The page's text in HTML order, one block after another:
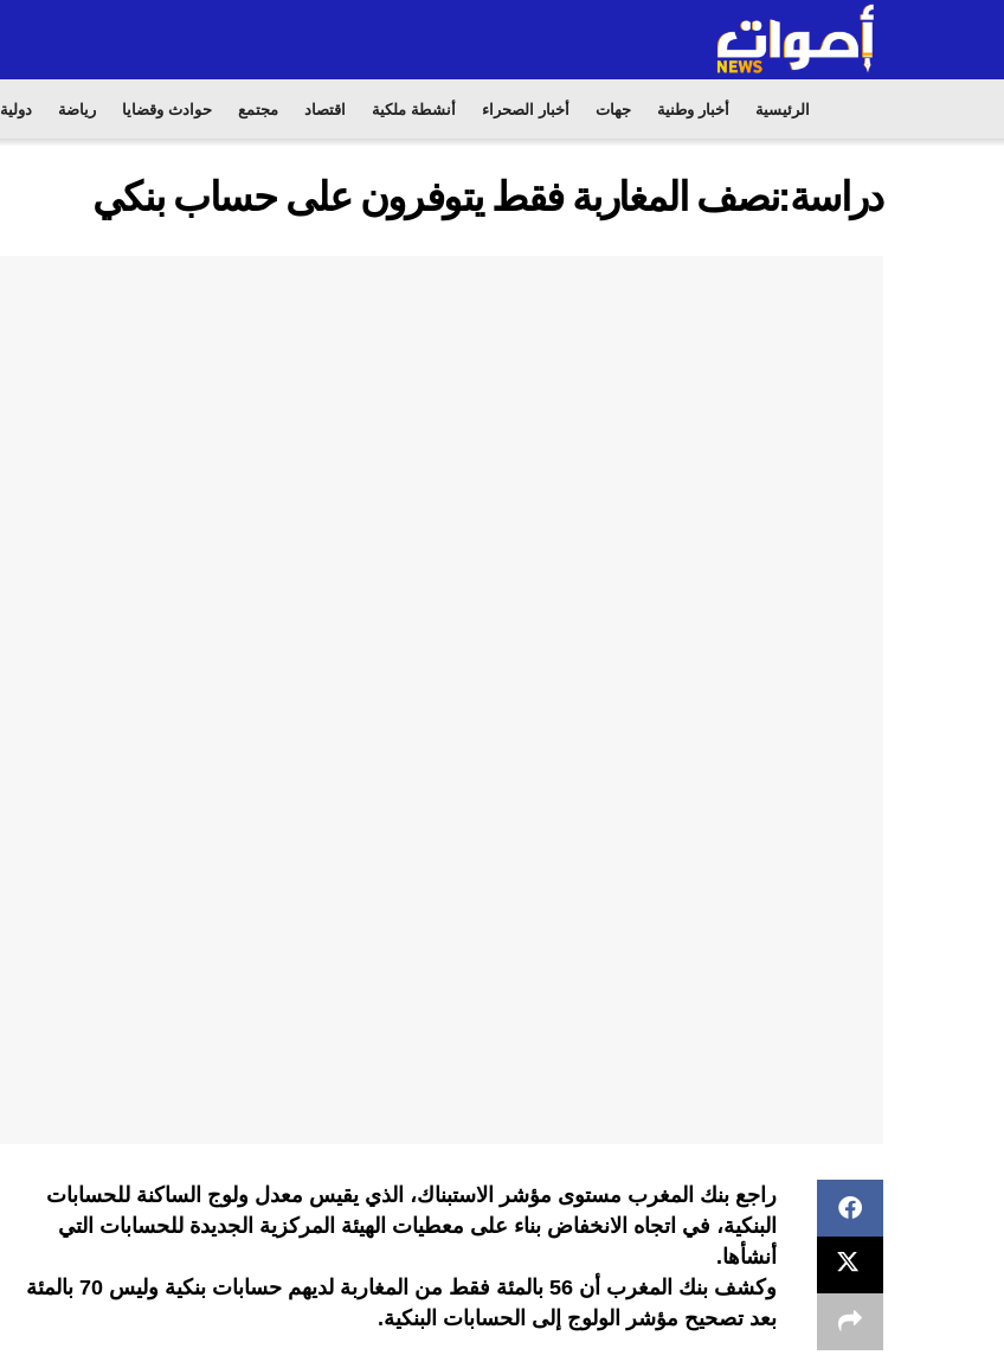
الرئيسية أخبار وطنية جهات أخبار الصحراء أنشطة ملكية اقتصاد مجتمع حوادث وقضايا رياضة دولية
دراسة:نصف المغاربة فقط يتوفرون على حساب بنكي
راجع بنك المغرب مستوى مؤشر الاستبناك، الذي يقيس معدل ولوج الساكنة للحسابات
البنكية، في اتجاه الانخفاض بناء على معطيات الهيئة المركزية الجديدة للحسابات التي
أنشأها.
وكشف بنك المغرب أن 56 بالمئة فقط من المغاربة لديهم حسابات بنكية وليس 70 بالمئة
بعد تصحيح مؤشر الولوج إلى الحسابات البنكية.